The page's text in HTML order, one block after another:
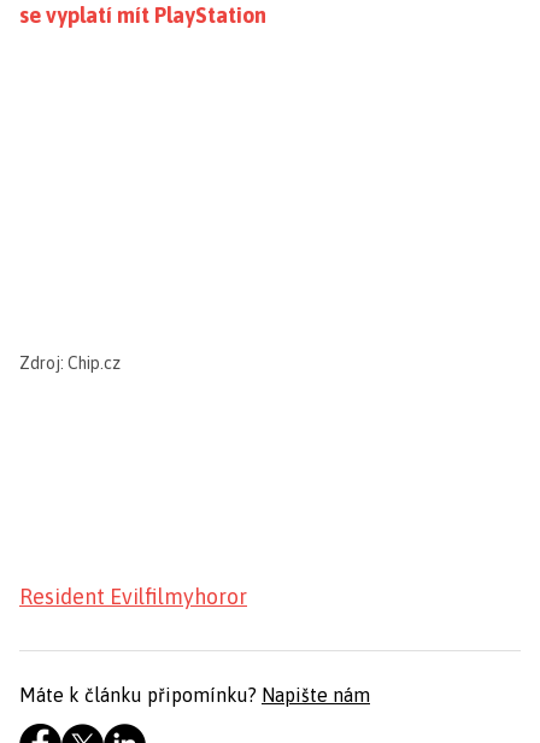
se vyplatí mít PlayStation
Zdroj: Chip.cz
Resident Evilfilmyhoror
Máte k článku připomínku? Napište nám